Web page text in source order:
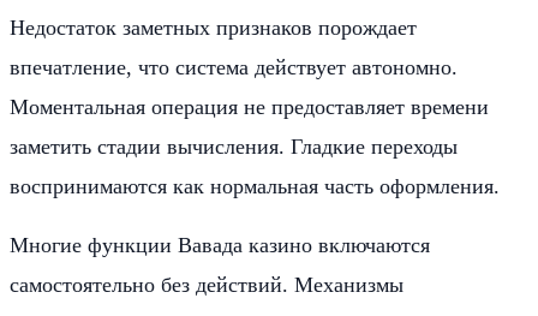
Недостаток заметных признаков порождает
впечатление, что система действует автономно.
Моментальная операция не предоставляет времени
заметить стадии вычисления. Гладкие переходы
воспринимаются как нормальная часть оформления.
Многие функции Вавада казино включаются
самостоятельно без действий. Механизмы